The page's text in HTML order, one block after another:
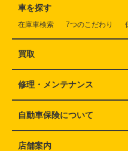
車を探す
在庫車検索 7つのこだわり
買取
修理・メンテナンス
自動車保険について
店舗案内